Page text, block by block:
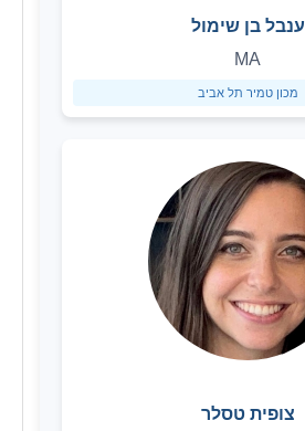
ענבל בן שימול
MA
מכון טמיר תל אביב
צופית טסלר